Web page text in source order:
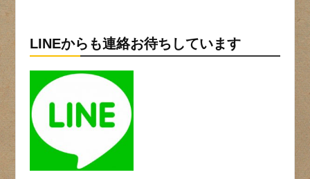
LINEからも連絡お待ちしています